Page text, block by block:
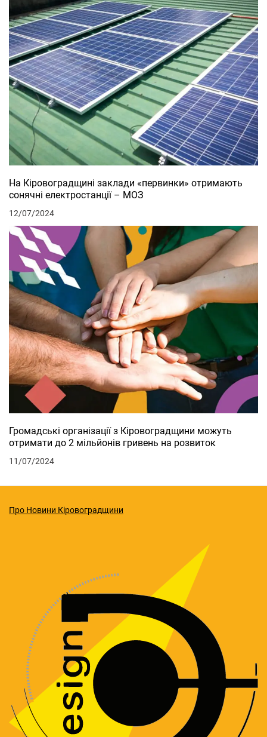
На Кіровоградщині заклади «первинки» отримають
сонячні електростанції – МОЗ
12/07/2024
Громадські організації з Кіровоградщини можуть
отримати до 2 мільйонів гривень на розвиток
11/07/2024
Про Новини Кіровоградщини